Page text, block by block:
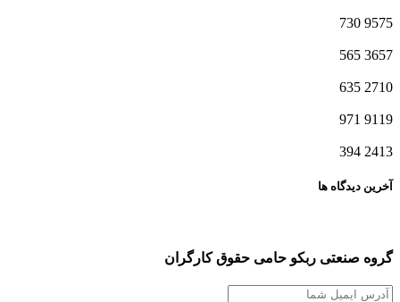
9575
730
3657
565
2710
635
9119
971
2413
394
آخرین دیدگاه ها
گروه صنعتی ربکو حامی حقوق کارگران